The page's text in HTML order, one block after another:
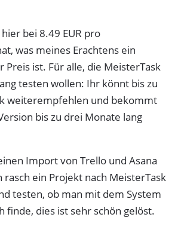
bei 8.49 EUR pro
was meines Erachtens ein
Preis ist. Für alle, die MeisterTask
testen wollen: Ihr könnt bis zu
weiterempfehlen und bekommt
bis zu drei Monate lang
Import von Trello und Asana
rasch ein Projekt nach MeisterTask
testen, ob man mit dem System
finde, dies ist sehr schön gelöst.